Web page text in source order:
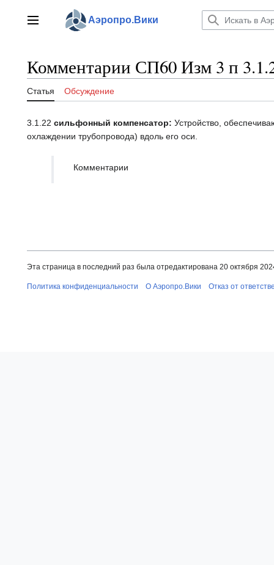
содержаниюГлавное менюАэропро.Вики
Комментарии СП60 Изм 3 п
Статья Обсуждение
3.1.22 сильфонный компенсатор: Устройство,
охлаждении трубопровода) вдоль его оси.
Комментарии
Эта страница в последний раз была отредактирована 20 октября
Политика конфиденциальности О Аэропро.Вики Отказ от